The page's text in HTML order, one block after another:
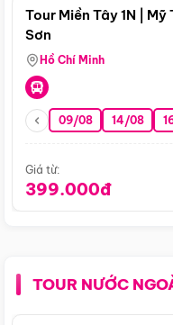
Tour Miền Tây 1N |
Sơn
Hồ Chí Minh
09/08 14/08
Giá từ:
399.000đ
TOUR NƯỚC